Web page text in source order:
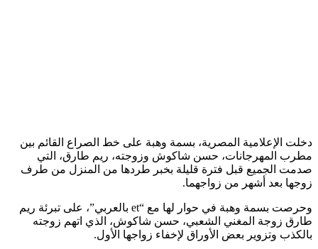
دخلت الإعلامية المصرية، بسمة وهبة على خط الصراع القائم بين
مطرب المهرجانات، حسن شاكوش وزوجته، ريم طارق، التي
صدمت الجميع قبل فترة قليلة بخبر طردها من المنزل من طرف
زوجها بعد أشهر من زواجهما.
وحرصت بسمة وهبة في حوار لها مع “et بالعربي”، على تبرئة ريم
طارق زوجة المغني الشعبي، حسن شاكوش، الذي اتهم زوجته
بالكذب وتزوير بعض الأوراق لإخفاء زواجها الأول.